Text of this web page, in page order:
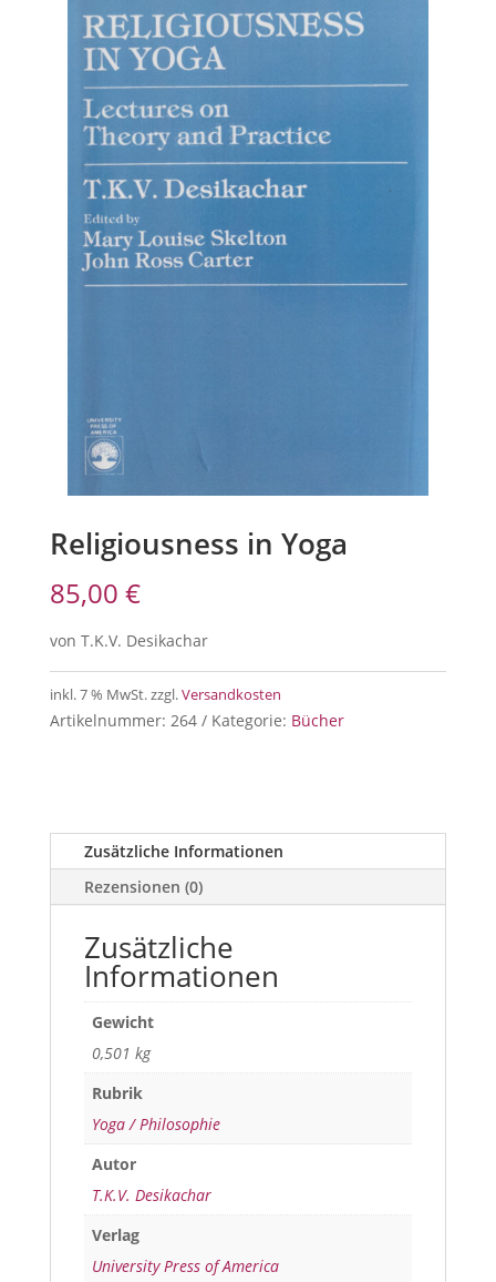
Religiousness in Yoga
85,00 €
von T.K.V. Desikachar
inkl. 7 % MwSt.zzgl.Versandkosten
Artikelnummer: 264 Kategorie: Bücher
Zusätzliche Informationen
Rezensionen (0)
Zusätzliche
Informationen
Gewicht
0,501 kg
Rubrik
Yoga / Philosophie
Autor
T.K.V. Desikachar
Verlag
University Press of America